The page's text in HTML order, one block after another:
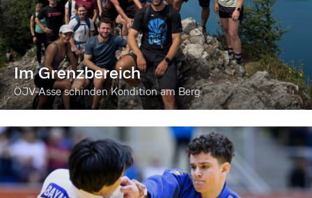
Im Grenzbereich
ÖJV-Asse schinden Kondition am Berg